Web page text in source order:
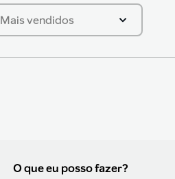
Mais vendidos